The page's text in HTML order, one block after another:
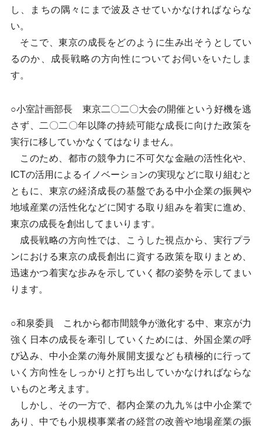
し、まちの隅々にまで波及させていかなければならな
い。
そこで、東京の成長をどのように生み出そうとしてい
るのか、成長戦略の方向性についてお伺いをいたしま
す。
○小室計画部長 東京二〇二〇大会の開催という好機を逃
さず、二〇二〇年以降の持続可能な成長に向けた政策を
実行に移していかなくてはなりません。
このため、都市の競争力に不可欠な金融の活性化や、
ICTの活用によるイノベーションの実現などに取り組むと
ともに、東京の経済成長の基盤である中小企業の振興や
地域産業の活性化などに関する取り組みを着実に進め、
東京の成長を創出してまいります。
成長戦略の方向性では、こうした視点から、実行プラ
ンにおける東京の成長創出に資する政策を取りまとめ、
迅速かつ着実な歩みを示していく都の姿勢を示してまい
ります。
○和泉委員 これから都市間競争が激化する中、東京が力
強く日本の成長を牽引していくためには、外国企業の呼
び込み、中小企業の海外展開支援なども積極的に行って
いく方向性をしっかりと打ち出していかなければならな
いものと考えます。
しかし、その一方で、都内企業の九九％は中小企業で
あり、中でも小規模事業者の経営の改善や地場産業の振